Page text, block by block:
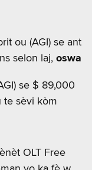
ou (AGI) se ant
selon laj, oswa
se $ 89,000
te sèvi kòm
OLT Free